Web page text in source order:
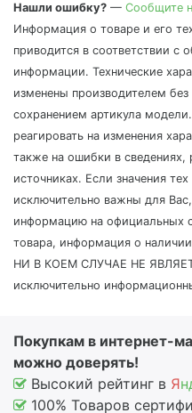
Нашли ошибку? — Сообщите
Информация о товаре и его
приводится в соответствии с
информации. Технические
изменены производителем
сохранением артикула
реагировать на изменения
также на ошибки в
источниках. Если значения
исключительно важны для
информацию на официальных
товара, информация о
НИ В КОЕМ СЛУЧАЕ НЕ
исключительно
Покупкам в интернет-
можно доверять!
Высокий рейтинг в Я
100% Товаров